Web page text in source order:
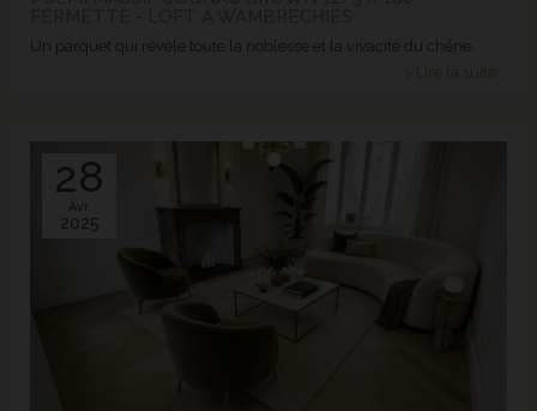
Un parquet qui révèle toute la noblesse et la vivacité du chêne.
> Lire la suite...
28
Avr.
2025